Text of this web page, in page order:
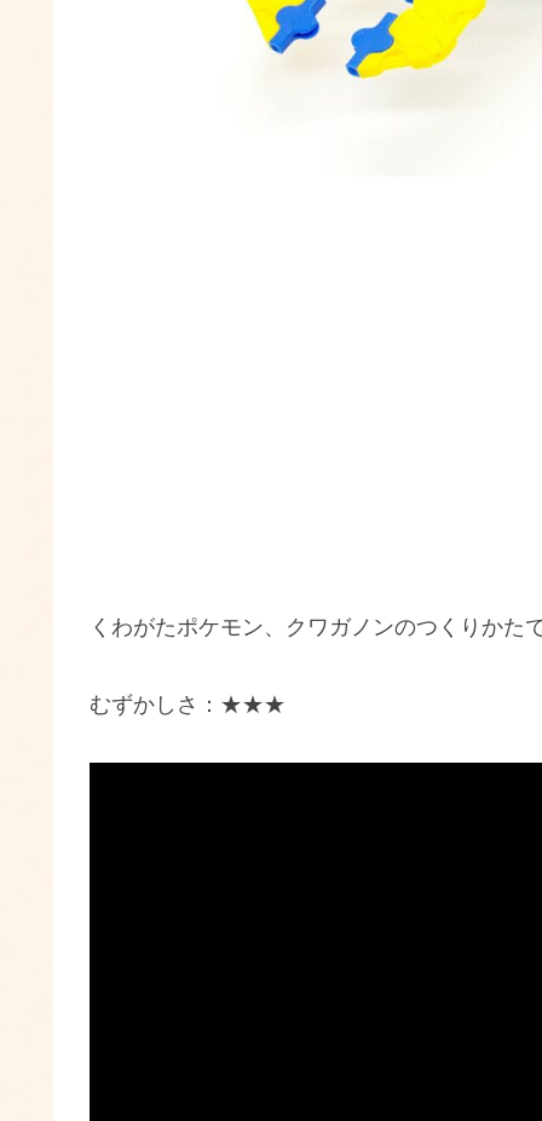
くわがたポケモン、クワガノンのつくりかた
むずかしさ：★★★